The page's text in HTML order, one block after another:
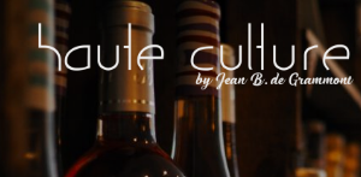
Zum
Inhalt
springen